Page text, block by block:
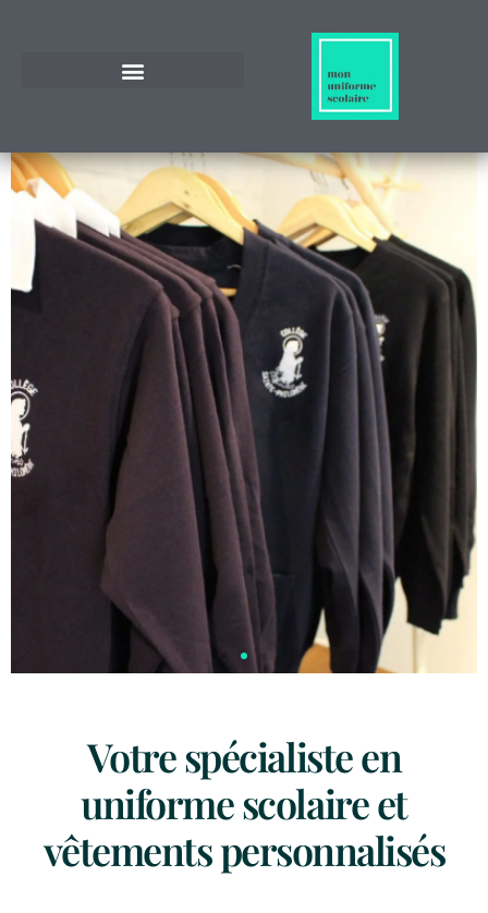
Votre spécialiste en
uniforme scolaire et
vêtements personnalisés